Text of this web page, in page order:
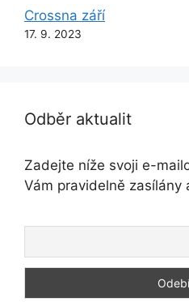
Crossna září
17. 9. 2023
Odběr aktualit
Zadejte níže svoji e-
Vám pravidelně zasílány